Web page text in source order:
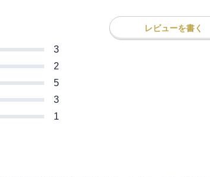
レビューを書く
3
2
5
3
1